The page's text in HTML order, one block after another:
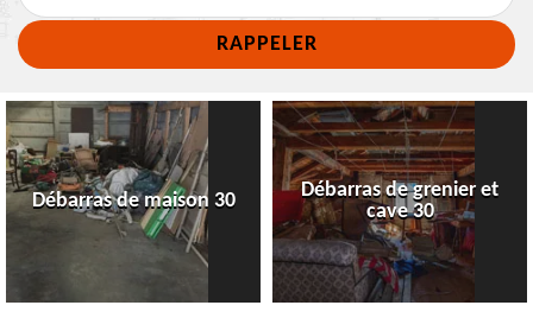
Débarras de maison 30
Débarras de grenier et
cave 30